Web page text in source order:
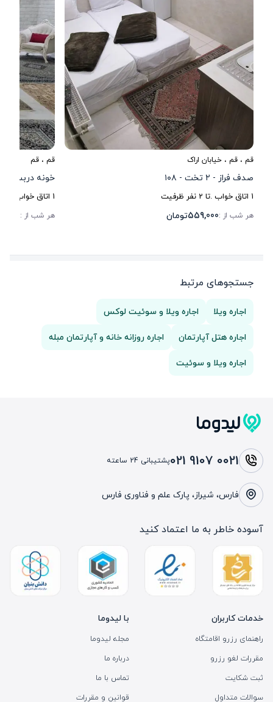
قم‌ ، قم‌ ، خیابان اراک
صدف فراز - ۲ تخت - ۱۰۸
1 اتاق خواب .تا 2 نفر ظرفیت
هر شب از :559,000تومان
قم‌ ، قم‌
خونه دربستی
1 اتاق خواب .
هر شب از :
جستجوهای مرتبط
اجاره ویلا
اجاره ویلا و سوئیت لوکس
اجاره هتل آپارتمان
اجاره روزانه خانه و آپارتمان مبله
اجاره ویلا و سوئیت
خدمات کاربران
راهنمای رزرو اقامتگاه
مقررات لغو رزرو
ثبت شکایت
سوالات متداول
با لیدوما
مجله لیدوما
درباره ما
تماس با ما
قوانین و مقررات
021 9107 0021پشتیبانی 24 ساعته
فارس، شیراز، پارک علم و فناوری فارس
آسوده خاطر به ما اعتماد کنید